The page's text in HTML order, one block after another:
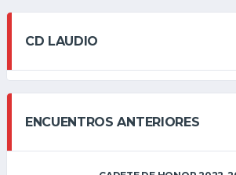
CD LAUDIO
ENCUENTROS ANTERIORES